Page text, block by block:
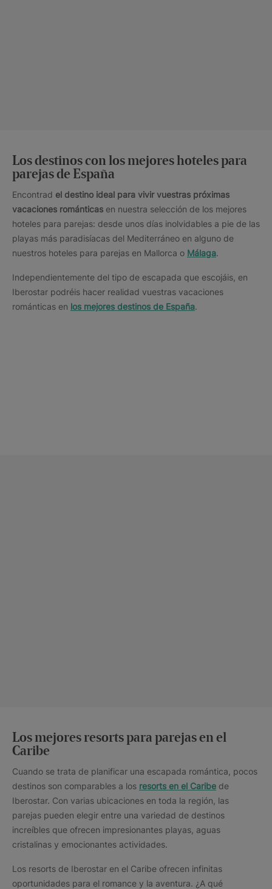
Los destinos con los mejores hoteles para
parejas de España
Encontrad el destino ideal para vivir vuestras próximas
vacaciones románticas en nuestra selección de los mejores
hoteles para parejas: desde unos días inolvidables a pie de las
playas más paradisíacas del Mediterráneo en alguno de
nuestros hoteles para parejas en Mallorca o Málaga.
Independientemente del tipo de escapada que escojáis, en
Iberostar podréis hacer realidad vuestras vacaciones
románticas en los mejores destinos de España.
Los mejores resorts para parejas en el
Caribe
Cuando se trata de planificar una escapada romántica, pocos
destinos son comparables a los resorts en el Caribe de
Iberostar. Con varias ubicaciones en toda la región, las
parejas pueden elegir entre una variedad de destinos
increíbles que ofrecen impresionantes playas, aguas
cristalinas y emocionantes actividades.
Los resorts de Iberostar en el Caribe ofrecen infinitas
oportunidades para el romance y la aventura. ¿A qué